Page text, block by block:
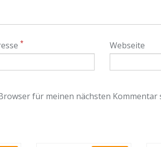
* Webseite
für meinen nächsten Kommentar